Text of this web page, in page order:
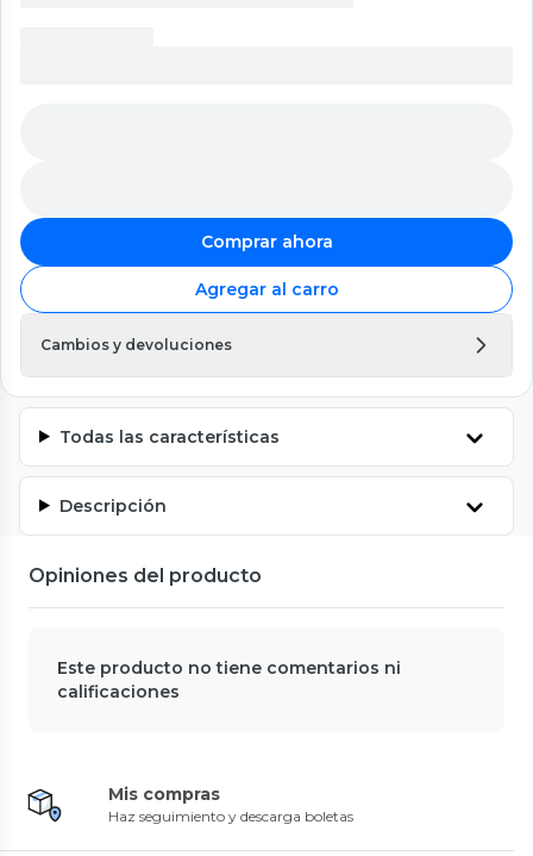
Comprar ahora
Agregar al carro
Cambios y devoluciones
Todas las características
Descripción
Opiniones del producto
Este producto no tiene comentarios ni
calificaciones
Mis compras
Haz seguimiento y descarga boletas